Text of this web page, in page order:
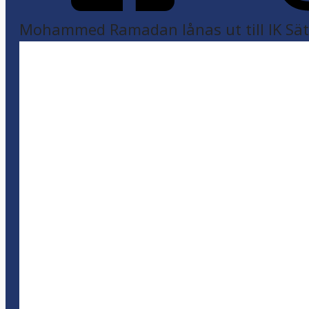
Mohammed Ramadan lånas ut till IK